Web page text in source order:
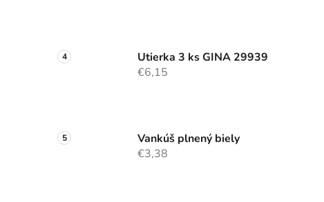
Utierka 3 ks GINA 29939
€6,15
Vankúš plnený biely
€3,38